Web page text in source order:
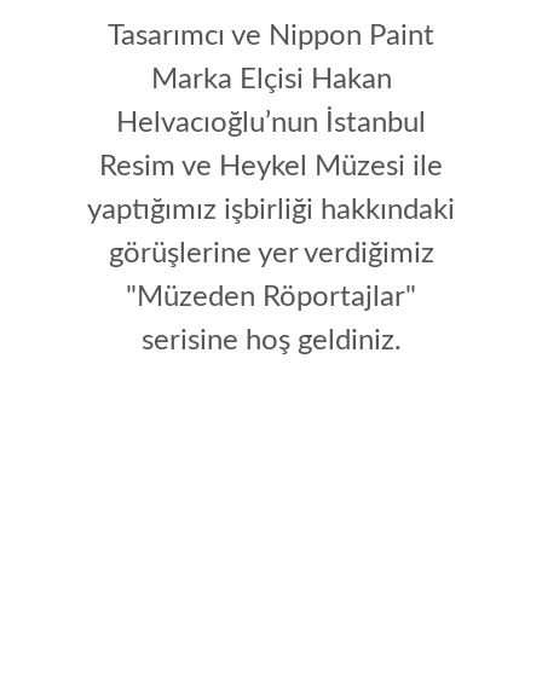
Tasarımcı ve Nippon Paint
Marka Elçisi Hakan
Helvacıoğlu’nun İstanbul
Resim ve Heykel Müzesi ile
yaptığımız işbirliği hakkındaki
görüşlerine yer verdiğimiz
"Müzeden Röportajlar"
serisine hoş geldiniz.